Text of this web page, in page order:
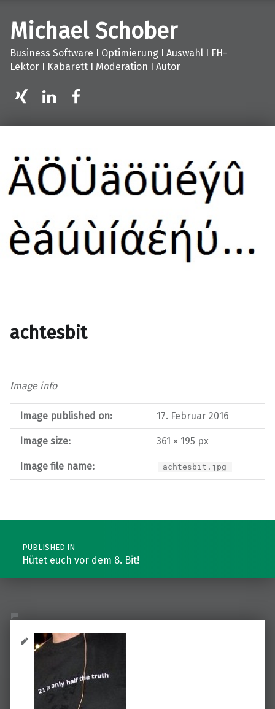
Michael Schober
Business Software I Optimierung I Auswahl I FH-
Lektor I Kabarett I Moderation I Autor
achtesbit
Image info
Image published on: 17. Februar 2016
Image size: 361 × 195 px
Image file name: achtesbit.jpg
Post navigation
PUBLISHED IN
Hütet euch vor dem 8. Bit!